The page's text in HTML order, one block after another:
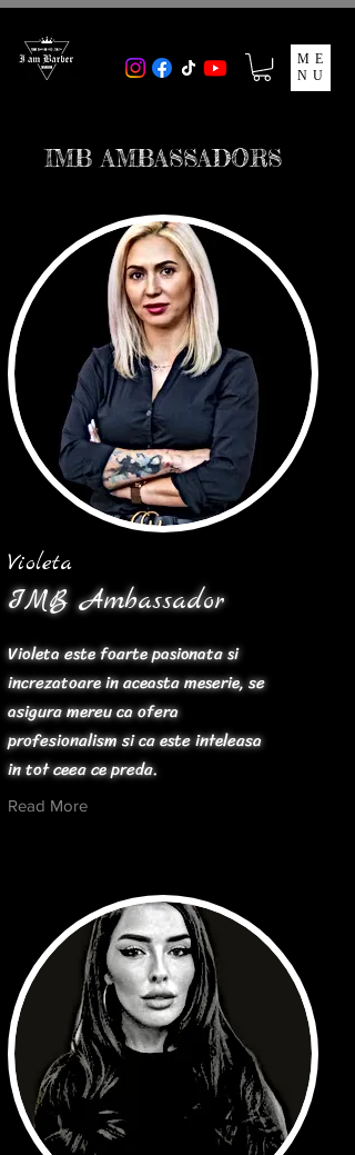
ME
NU
IMB AMBASSADORS
Violeta
IMB Ambassador
Violeta este foarte pasionata si
increzatoare in aceasta meserie, se
asigura mereu ca ofera
profesionalism si ca este inteleasa
in tot ceea ce preda.
Read More